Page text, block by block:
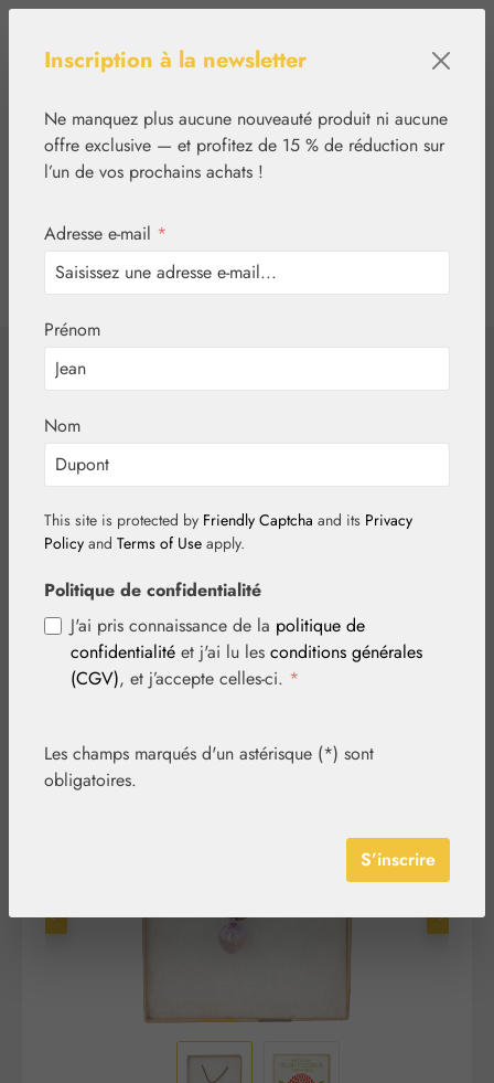
tcinn-a11y-toolbar.show
Angel Pendant
Petite light purple -
Pendentif Ange
petit violet-clair
Ignorer la galerie d'images
Inscription à la newsletter
Ne manquez plus aucune nouveauté produit ni aucune
offre exclusive — et profitez de 15 % de réduction sur
l’un de vos prochains achats !
Adresse e-mail *
Prénom
Nom
This site is protected by Friendly Captcha and its Privacy
Policy and Terms of Use apply.
Politique de confidentialité
J'ai pris connaissance de la politique de
confidentialité et j'ai lu les conditions générales
(CGV), et j’accepte celles-ci. *
Les champs marqués d'un astérisque (*) sont
obligatoires.
S’inscrire